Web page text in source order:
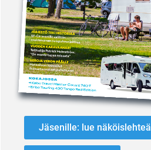
Jäsenille: lue näköislehteä